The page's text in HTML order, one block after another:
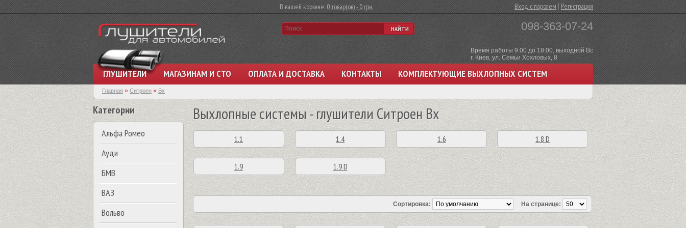
Вход с паролем | Регистрация
В вашей корзине:0 товар(ов) - 0 грн.
098-363-07-24
Время работы 9:00 до 18:00, выходной Вс
г. Киев, ул. Семьи Хохловых, 8
НАЙТИ
ГЛУШИТЕЛИ МАГАЗИНАМ И СТО ОПЛАТА И ДОСТАВКА КОНТАКТЫ КОМПЛЕКТУЮЩИЕ ВЫХЛОПНЫХ СИСТЕМ
Категории
Альфа Ромео
Ауди
БМВ
ВАЗ
Вольво
Главная » Ситроен » Bx
Выхлопные системы - глушители Ситроен Bx
1.1 1.4 1.6 1.8 D
1.9 1.9 D
На странице:
Сортировка: